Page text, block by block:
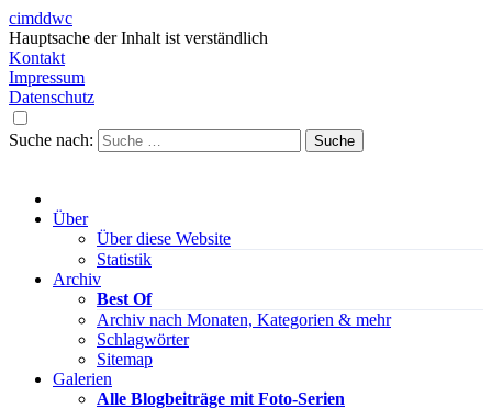
cimddwc
Hauptsache der Inhalt ist verständlich
Kontakt
Impressum
Datenschutz
Suche nach:
Über
Über diese Website
Statistik
Archiv
Best Of
Archiv nach Monaten, Kategorien & mehr
Schlagwörter
Sitemap
Galerien
Alle Blogbeiträge mit Foto-Serien